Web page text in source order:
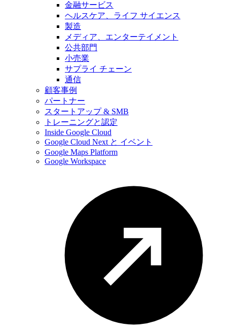
金融サービス
ヘルスケア、ライフ サイエンス
製造
メディア、エンターテイメント
公共部門
小売業
サプライ チェーン
通信
顧客事例
パートナー
スタートアップ & SMB
トレーニングと認定
Inside Google Cloud
Google Cloud Next と イベント
Google Maps Platform
Google Workspace